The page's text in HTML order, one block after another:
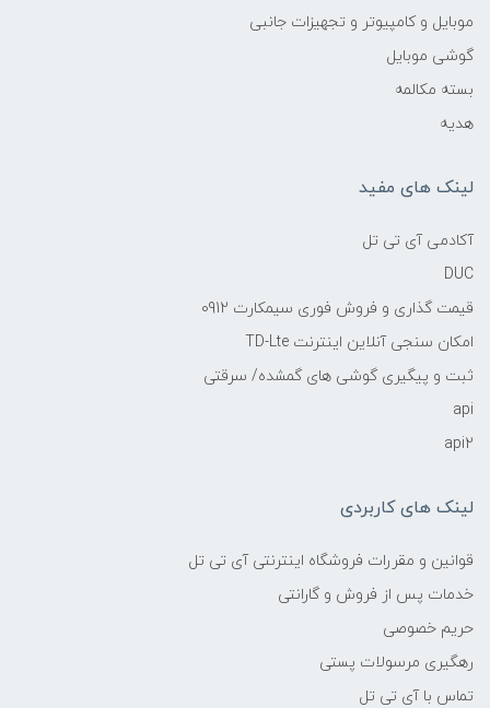
موبایل و کامپیوتر و تجهیزات جانبی
گوشی موبایل
بسته مکالمه
هدیه
لینک های مفید
آکادمی آی تی تل
DUC
قیمت گذاری و فروش فوری سیمکارت 0912
امکان سنجی آنلاین اینترنت TD-Lte
ثبت و پیگیری گوشی های گمشده/ سرقتی
api
api2
لینک های کاربردی
قوانین و مقررات فروشگاه اینترنتی آی تی تل
خدمات پس از فروش و گارانتی
حریم خصوصی
رهگیری مرسولات پستی
تماس با آی تی تل